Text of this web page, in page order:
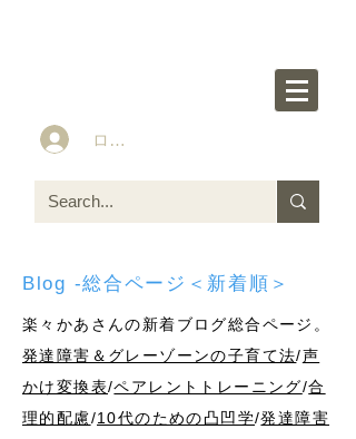
ログイン
Blog -総合ページ＜新着順＞
楽々かあさんの新着ブログ総合ページ。
発達障害＆グレーゾーンの子育て法/声
かけ変換表/ペアレントトレーニング/合
理的配慮/10代のための凸凹学/発達障害